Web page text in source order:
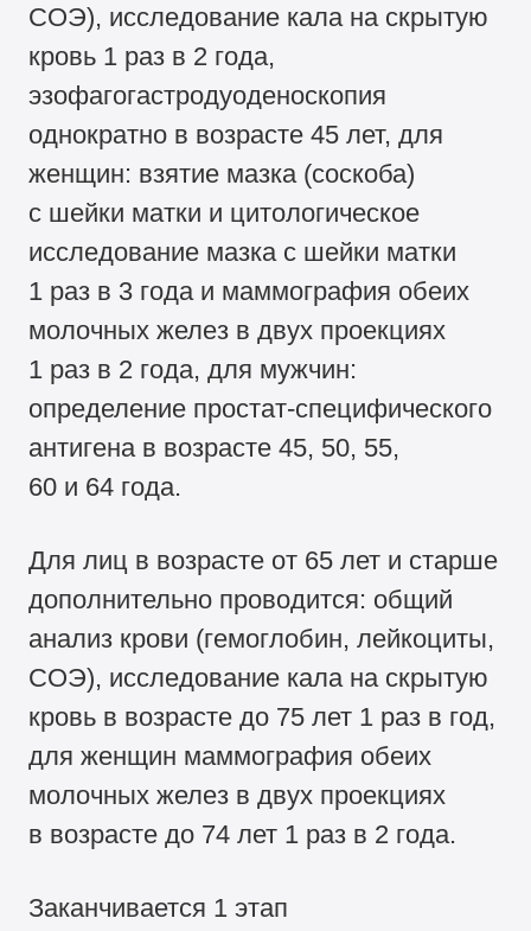
СОЭ), исследование кала на скрытую
кровь 1 раз в 2 года,
эзофагогастродуоденоскопия
однократно в возрасте 45 лет, для
женщин: взятие мазка (соскоба)
с шейки матки и цитологическое
исследование мазка с шейки матки
1 раз в 3 года и маммография обеих
молочных желез в двух проекциях
1 раз в 2 года, для мужчин:
определение простат-специфического
антигена в возрасте 45, 50, 55,
60 и 64 года.
Для лиц в возрасте от 65 лет и старше
дополнительно проводится: общий
анализ крови (гемоглобин, лейкоциты,
СОЭ), исследование кала на скрытую
кровь в возрасте до 75 лет 1 раз в год,
для женщин маммография обеих
молочных желез в двух проекциях
в возрасте до 74 лет 1 раз в 2 года.
Заканчивается 1 этап